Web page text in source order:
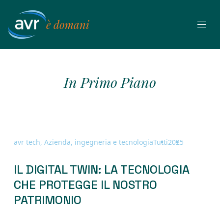
contenuto
è domani
In Primo Piano
avr tech, Azienda, ingegneria e tecnologiaTutti2025
IL DIGITAL TWIN: LA TECNOLOGIA
CHE PROTEGGE IL NOSTRO
PATRIMONIO